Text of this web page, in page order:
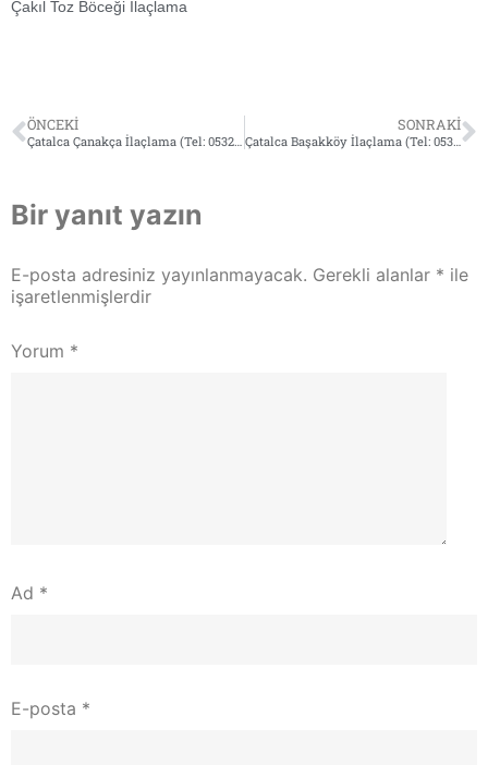
Çakıl Toz Böceği İlaçlama
ÖNCEKI
Çatalca Çanakça İlaçlama (Tel: 0532 564 18 95)
SONRAKI
Çatalca Başakköy İlaçlama (Tel: 0532 564 18 95)
Bir yanıt yazın
E-posta adresiniz yayınlanmayacak. Gerekli alanlar * ile
işaretlenmişlerdir
Yorum *
Ad *
E-posta *